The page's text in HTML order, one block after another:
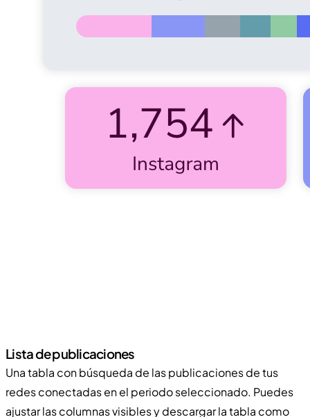
Lista de publicaciones
Una tabla con búsqueda de las publicaciones de tus
redes conectadas en el periodo seleccionado. Puedes
ajustar las columnas visibles y descargar la tabla como